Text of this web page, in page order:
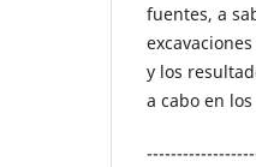
fuentes, a
y los
a cabo en